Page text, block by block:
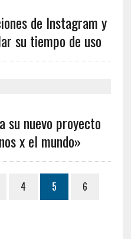
de Instagram y
su tiempo de uso
su nuevo proyecto
x el mundo»
4 5
6